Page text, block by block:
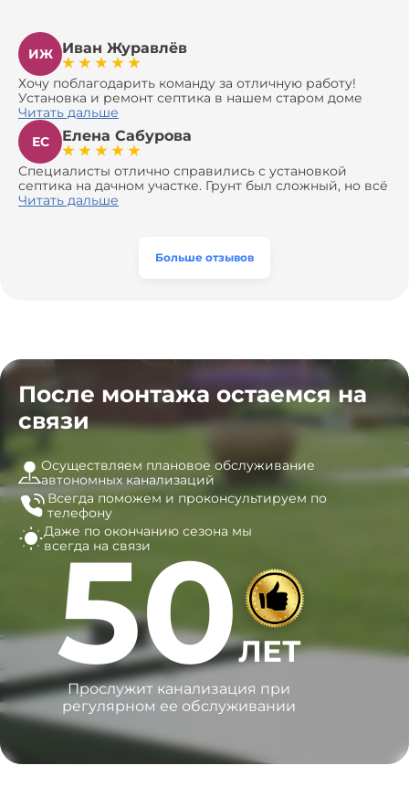
ИЖ Иван Журавлёв
Хочу поблагодарить команду за отличную работу!
Установка и ремонт септика в нашем старом доме
оказались сложной задачей, но ребята справились на
все 100%. Всё сделали аккуратно и профессионально.
Давали полезные рекомендации, не пытались
навязать ничего лишнего, помогли с выбором и
доставкой материалов, что позволило нам
сэкономить. Выполнили монтаж и демонтаж
оборудования, заменили трубы, обновили
эту компанию всем, кто ищет надёжных
Читать дальше
ЕС
Елена Сабурова
Специалисты отлично справились с установкой
септика на дачном участке. Грунт был сложный, но всё
сделали быстро и аккуратно. Помогли выбрать
Читать дальше
Больше отзывов
После монтажа остаемся на
связи
Осуществляем плановое обслуживание
автономных канализаций
Всегда поможем и проконсультируем по
телефону
Даже по окончанию сезона мы
всегда на связи
50ЛЕТ
Прослужит канализация при
регулярном ее обслуживании